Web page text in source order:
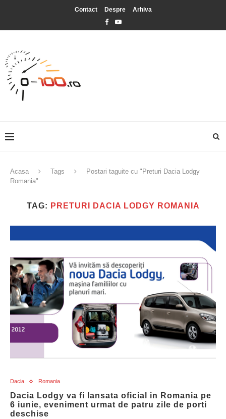
Contact Despre Arhiva
Acasa Tags
Postari taguite cu "Preturi Dacia Lodgy
Romania"
TAG: PRETURI DACIA LODGY ROMANIA
Dacia Romania
Dacia Lodgy va fi lansata oficial in Romania pe
6 iunie, eveniment urmat de patru zile de porti
deschise